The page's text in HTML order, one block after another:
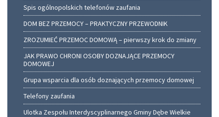
Spis ogólnopolskich telefonów zaufania
DOM BEZ PRZEMOCY – PRAKTYCZNY PRZEWODNIK
ZROZUMIEĆ PRZEMOC DOMOWĄ – pierwszy krok do zmiany
JAK PRAWO CHRONI OSOBY DOZNAJĄCE PRZEMOCY
DOMOWEJ
Grupa wsparcia dla osób doznających przemocy domowej
Telefony zaufania
Ulotka Zespołu Interdyscyplinarnego Gminy Dębe Wielkie